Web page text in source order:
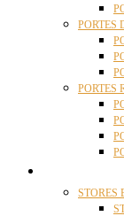
PORTES
PORTES
STORES